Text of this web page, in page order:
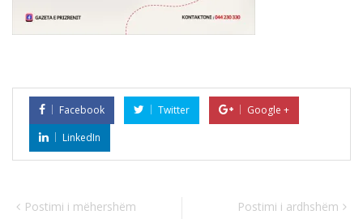
Facebook Twitter
Google +
LinkedIn
Postimi i mëhershëm Postimi i ardhshëm